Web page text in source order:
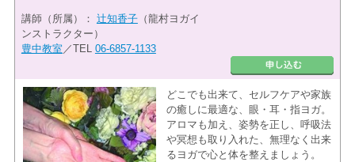
講師（所属）： 辻知香子（龍村ヨガイ
ンストラクター）
豊中教室 ／TEL 06-6857-1133
どこでも出来て、セルフケアや家族
の癒しに最適な、眼・耳・指ヨガ。
アロマも加え、姿勢を正し、呼吸法
や冥想も取り入れた、無理なく出来
るヨガで心と体を整えましょう。